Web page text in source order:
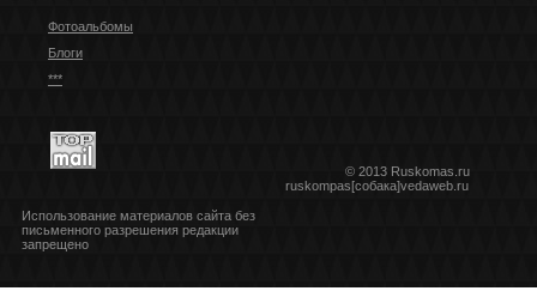
Фотоальбомы
Блоги
***
© 2013 Ruskomas.ru
ruskompas[собака]vedaweb.ru
Использование материалов сайта без
письменного разрешения редакции
запрещено